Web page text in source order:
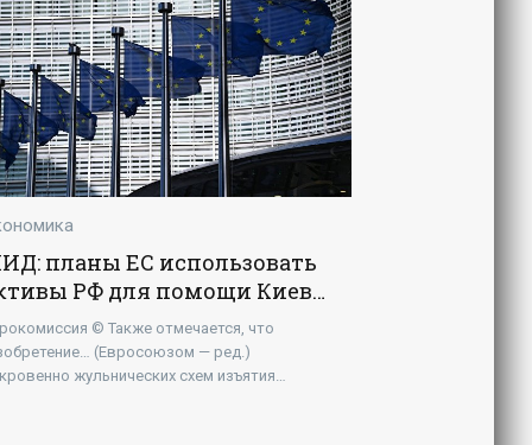
планы ЕС использовать
РФ для помощи Киеву
бандитизм -
© Также отмечается, что
(Евросоюзом — ред.)
жульнических схем изъятия